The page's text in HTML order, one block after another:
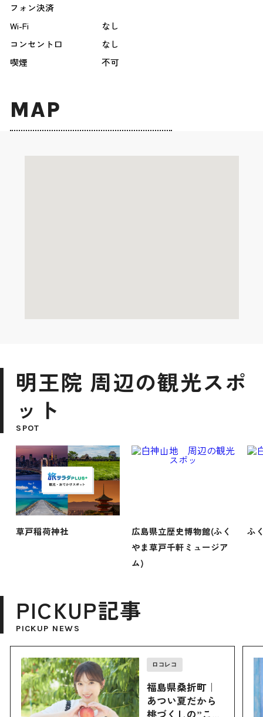
フォン決済
Wi-Fi
なし
コンセント口
なし
喫煙
不可
MAP
明王院 周辺の観光スポ
ット
SPOT
草戸稲荷神社
広島県立歴史博物館(ふく
やま草戸千軒ミュージア
ム)
ふ
PICKUP記事
PICKUP NEWS
ロコレコ
福島県桑折町｜
あつい夏だから
桃づくしの”こお